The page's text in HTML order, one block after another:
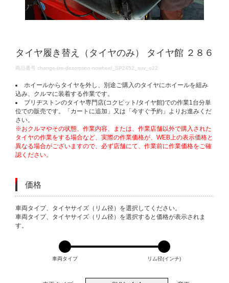
タイヤ履き替え（タイヤのみ） タイヤ館 ２８６
DETAILS
商品番号 change-tire-desorption-nowheel_SP2452_suv_o22
ホイールからタイヤを外し、別途ご購入のタイヤにホイールを組み
込み、クルマに装着する作業です。
ブリヂストンのタイヤ専門店(コクピット/タイヤ館)での作業1台分単
位での販売です。「カートに追加」又は「今すぐ予約」よりお進みくだ
さい。
※おクルマやその状態、作業内容、または、作業店舗以外で購入された
タイヤの作業をする場合など、実際の作業価格が、WEB上の表示価格と
異なる場合がございますので、必ず店舗にて、作業前に作業価格をご確
認ください。
価格
VARIATIONS
車両タイプ、タイヤサイズ（リム径）を選択してください。
車両タイプ、タイヤサイズ（リム径）を選択すると価格が表示されま
す。
車両タイプ リム径(インチ)